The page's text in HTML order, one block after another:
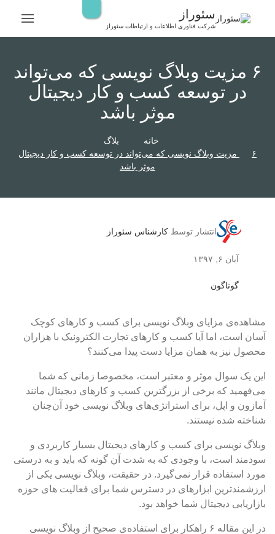
سئوراز
شرکت فناوری اطلاعات و ارتباطات سئوراز
۶ مزیت وبلاگ نویسی که می‌تواند
در توسعه کسب و کار دیجیتال
موثر باشد
خانه
بلاگ
۶ مزیت وبلاگ نویسی که می‌تواند در توسعه کسب و کار دیجیتال
موثر باشد
انتشار توسط کارشناس سئوراز
آبان ۶, ۱۳۹۷
گوناگون
مشاهده‌ی مزایای وبلاگ نویسی برای کسب و کارهای کوچک
آسان است، اما آیا کسب و کارهای تجارت الکترونیک با هزاران
محصول نیز به همان مزایا دست پیدا می‌کنند؟
این یک سوال موثر و معتبر است، مخصوصا زمانی که شما
می‌فهمید که برخی از بزرگترین کسب و کارهای دیجیتال مانند
آمازون و اپل، برای استراتژی‌های وبلاگ نویسی خود آن‌چنان
شناخته شده نیستند.
وبلاگ نویسی برای کسب و کارهای دیجیتال بسیار کاربردی و
سودمند است، با وجودی که به شدت آن گونه که باید و به درستی
مورد استفاده قرار نمی‌گیرد. در حقیقت، وبلاگ نویسی یکی از
ارزشمندترین ابزارهای در دسترس شما برای فعالیت های حوزه
بازاریابی دیجیتال شما خواهد بود.
در این مقاله ۶ راهکار برای استفاده‌ی صحیح از وبلاگ نویسی